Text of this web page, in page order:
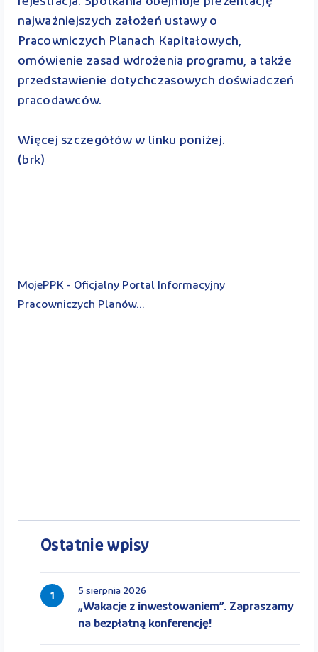
najważniejszych założeń ustawy o
Pracowniczych Planach Kapitałowych,
omówienie zasad wdrożenia programu, a także
przedstawienie dotychczasowych doświadczeń
pracodawców.
Więcej szczegółów w linku poniżej.
(brk)
MojePPK - Oficjalny Portal Informacyjny
Pracowniczych Planów...
Ostatnie wpisy
1 5 sierpnia 2026
„Wakacje z inwestowaniem”. Zapraszamy
na bezpłatną konferencję!